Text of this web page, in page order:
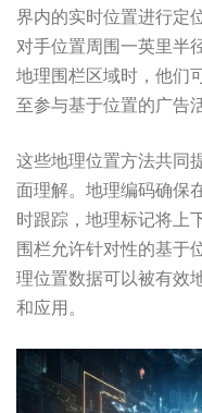
界内的实时位置进行定
对手位置周围一英里半
地理围栏区域时，他们
至参与基于位置的广告
这些地理位置方法共同
面理解。地理编码确保
时跟踪，地理标记将上
围栏允许针对性的基于
理位置数据可以被有效
和应用。